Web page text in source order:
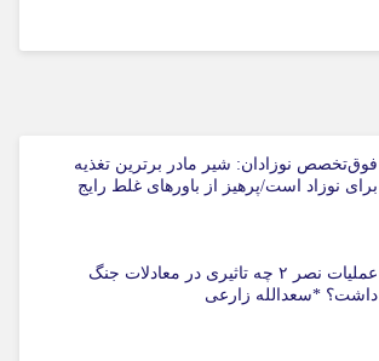
فوق‌تخصص نوزادان: شیر مادر برترین تغذیه
برای نوزاد است/پرهیز از باورهای غلط رایج
عملیات نصر ۲ چه تاثیری در معادلات جنگ
داشت؟ *سعدالله زارعی